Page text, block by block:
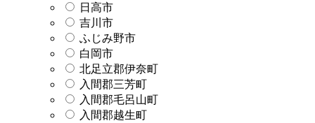
日高市
吉川市
ふじみ野市
白岡市
北足立郡伊奈町
入間郡三芳町
入間郡毛呂山町
入間郡越生町